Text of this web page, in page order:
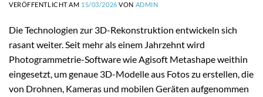
VERÖFFENTLICHT AM 15/03/2026 VON ADMIN
Die Technologien zur 3D-Rekonstruktion entwickeln sich
rasant weiter. Seit mehr als einem Jahrzehnt wird
Photogrammetrie-Software wie Agisoft Metashape weithin
eingesetzt, um genaue 3D-Modelle aus Fotos zu erstellen, die
von Drohnen, Kameras und mobilen Geräten aufgenommen